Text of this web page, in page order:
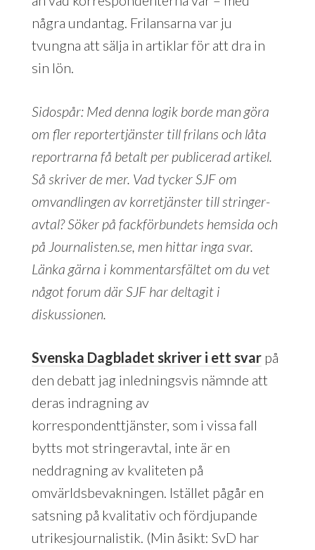
några undantag. Frilansarna var ju
tvungna att sälja in artiklar för att dra in
sin lön.
Sidospår: Med denna logik borde man göra
om fler reportertjänster till frilans och låta
reportrarna få betalt per publicerad artikel.
Så skriver de mer. Vad tycker SJF om
omvandlingen av korretjänster till stringer-
avtal? Söker på fackförbundets hemsida och
på Journalisten.se, men hittar inga svar.
Länka gärna i kommentarsfältet om du vet
något forum där SJF har deltagit i
diskussionen.
Svenska Dagbladet skriver i ett svar på
den debatt jag inledningsvis nämnde att
deras indragning av
korrespondenttjänster, som i vissa fall
bytts mot stringeravtal, inte är en
neddragning av kvaliteten på
omvärldsbevakningen. Istället pågår en
satsning på kvalitativ och fördjupande
utrikesjournalistik. (Min åsikt: SvD har